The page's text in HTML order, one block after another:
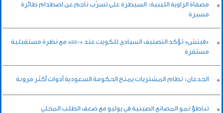
مصفاة الزاوية الليبية: السيطرة على تسرّب ناجم عن اصطدام طائرة
مسيرة
«فيتش» تؤكد التصنيف السيادي للكويت عند «-aa» مع نظرة مستقبلية
مستقرة
الجدعان: نظام المشتريات يمنح الحكومة السعودية أدوات أكثر مرونة
تباطؤ نمو المصانع الصينية في يوليو مع ضعف الطلب المحلي